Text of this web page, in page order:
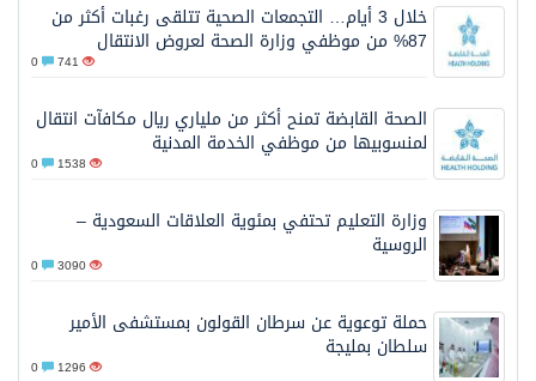
خلال 3 أيام… التجمعات الصحية تتلقى رغبات أكثر من
87% من موظفي وزارة الصحة لعروض الانتقال
741
الصحة القابضة تمنح أكثر من ملياري ريال مكافآت انتقال
لمنسوبيها من موظفي الخدمة المدنية
1538
وزارة التعليم تحتفي بمئوية العلاقات السعودية –
الروسية
3090
حملة توعوية عن سرطان القولون بمستشفى الأمير
سلطان بمليجة
1296